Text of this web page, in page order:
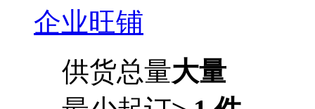
企业旺铺
供货总量大量